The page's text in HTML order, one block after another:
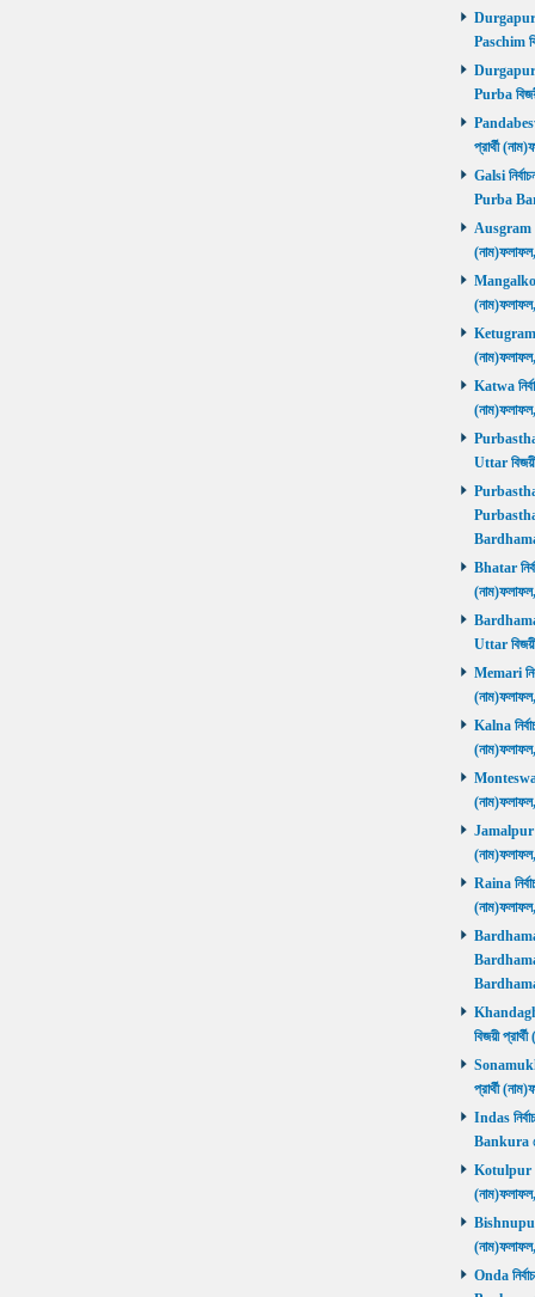
Durgapur
Paschim
Durgapur
Purba
প্রার্থী
Galsi
Purba
Ausgram
Mangalkot
Ketugram
Katwa
Uttar
Bhatar
Uttar
Memari
Kalna
Monteswar
Jamalpur
Raina
বিজয়ী
Sonamukhi
প্রার্থী
Indas
Bankura
Kotulpur
Bishnupur
Onda